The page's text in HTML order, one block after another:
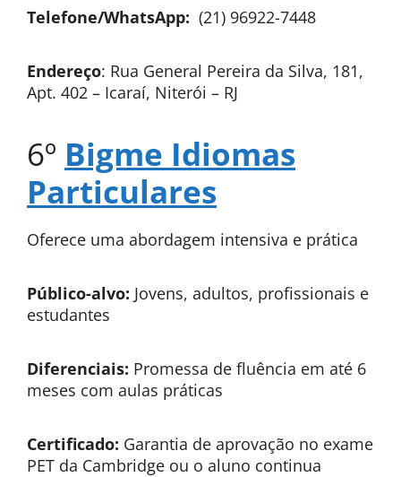
Telefone/WhatsApp: (21) 96922-7448
Endereço: Rua General Pereira da Silva, 181,
Apt. 402 – Icaraí, Niterói – RJ
6º Bigme Idiomas
Particulares
Oferece uma abordagem intensiva e prática
Público-alvo: Jovens, adultos, profissionais e
estudantes
Diferenciais: Promessa de fluência em até 6
meses com aulas práticas
Certificado: Garantia de aprovação no exame
PET da Cambridge ou o aluno continua